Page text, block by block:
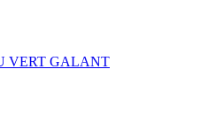
VERT GALANT